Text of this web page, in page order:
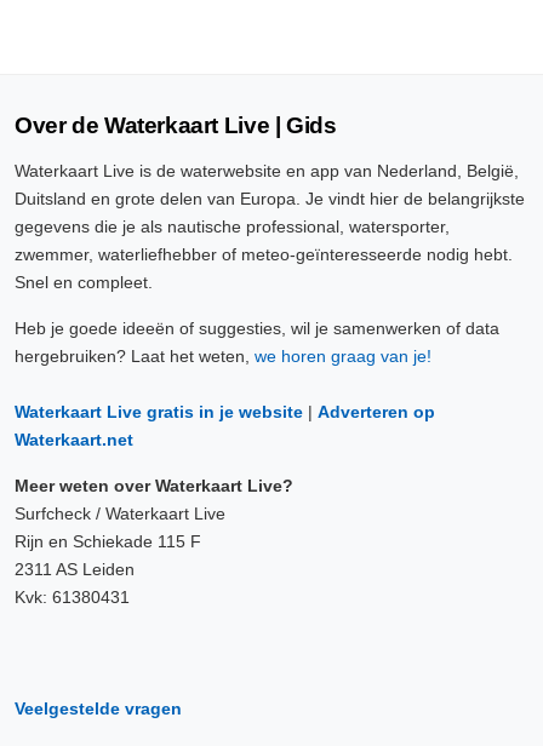
Over de Waterkaart Live | Gids
Waterkaart Live is de waterwebsite en app van Nederland, België,
Duitsland en grote delen van Europa. Je vindt hier de belangrijkste
gegevens die je als nautische professional, watersporter,
zwemmer, waterliefhebber of meteo-geïnteresseerde nodig hebt.
Snel en compleet.
Heb je goede ideeën of suggesties, wil je samenwerken of data
hergebruiken? Laat het weten, we horen graag van je!
Waterkaart Live gratis in je website | Adverteren op
Waterkaart.net
Meer weten over Waterkaart Live?
Surfcheck / Waterkaart Live
Rijn en Schiekade 115 F
2311 AS Leiden
Kvk: 61380431
Veelgestelde vragen